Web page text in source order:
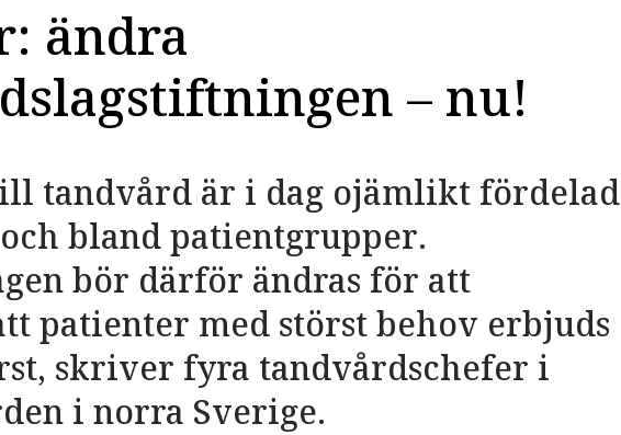
ändra
– nu!
tandvård är i dag ojämlikt fördelad
bland patientgrupper.
bör därför ändras för att
patienter med störst behov erbjuds
skriver fyra tandvårdschefer i
i norra Sverige.